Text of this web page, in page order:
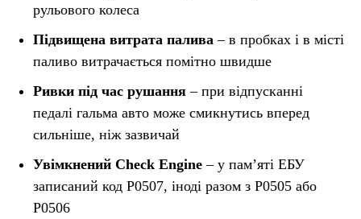
рульового колеса
Підвищена витрата палива – в пробках і в місті
паливо витрачається помітно швидше
Ривки під час рушання – при відпусканні
педалі гальма авто може смикнутись вперед
сильніше, ніж зазвичай
Увімкнений Check Engine – у пам’яті ЕБУ
записаний код P0507, іноді разом з P0505 або
P0506